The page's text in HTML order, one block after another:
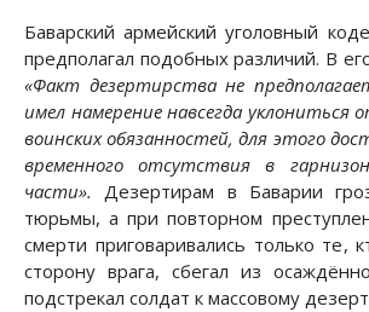
Баварский армейский уголовный
предполагал подобных различий. В
«Факт дезертирства не
имел намерение навсегда уклониться
воинских обязанностей, для этого
временного отсутствия в
части».Дезертирам в Баварии
тюрьмы, а при повторном
смерти приговаривались только те,
сторону врага, сбегал из
подстрекал солдат к массовому